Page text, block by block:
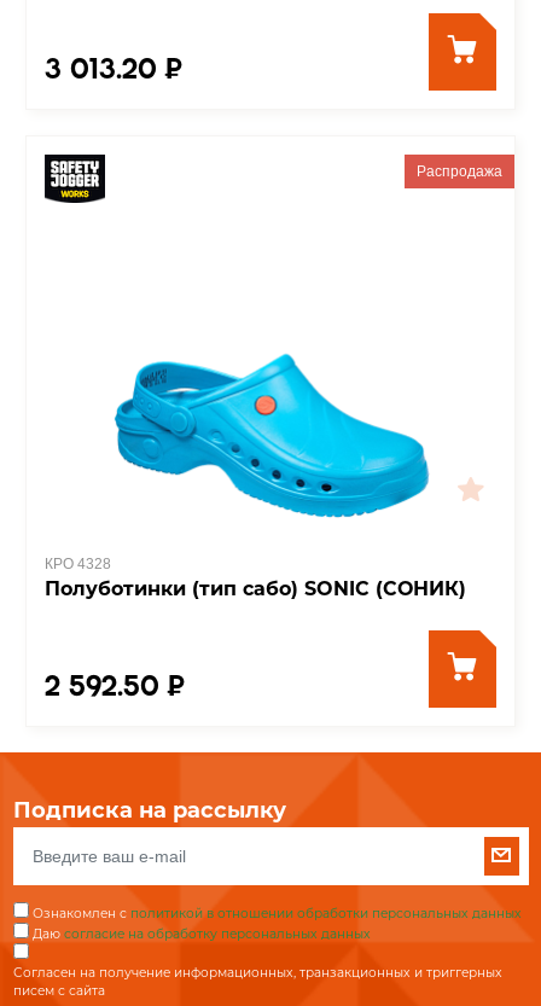
3 013.20 ₽
Распродажа
КРО 4328
Полуботинки (тип сабо) SONIC (СОНИК)
2 592.50 ₽
Подписка на рассылку
Ознакомлен с политикой в отношении обработки персональных данных
Даю согласие на обработку персональных данных
Согласен на получение информационных, транзакционных и триггерных
писем с сайта